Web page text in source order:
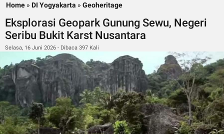
Home » DI Yogyakarta » Geoheritage
Eksplorasi Geopark Gunung Sewu, Negeri
Seribu Bukit Karst Nusantara
Selasa, 16 Juni 2026 - Dibaca 397 Kali